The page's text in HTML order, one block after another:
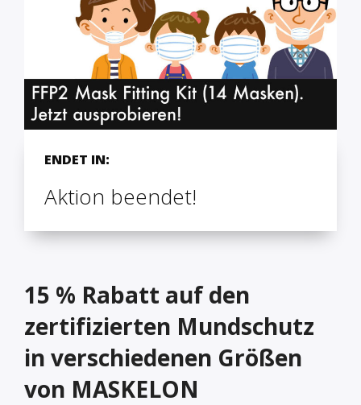
ENDET IN:
Aktion beendet!
15 % Rabatt auf den
zertifizierten Mundschutz
in verschiedenen Größen
von MASKELON